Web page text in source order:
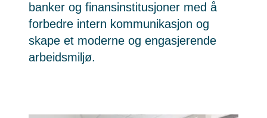
banker og finansinstitusjoner med å
forbedre intern kommunikasjon og
skape et moderne og engasjerende
arbeidsmiljø.